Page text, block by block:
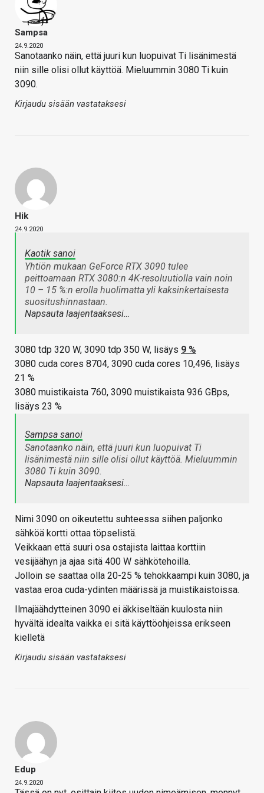
Sampsa
24.9.2020
Sanotaanko näin, että juuri kun luopuivat Ti lisänimestä
niin sille olisi ollut käyttöä. Mieluummin 3080 Ti kuin
3090.
Kirjaudu sisään vastataksesi
Hik
24.9.2020
Kaotik sanoi
Yhtiön mukaan GeForce RTX 3090 tulee
peittoamaan RTX 3080:n 4K-resoluutiolla vain noin
10 – 15 %:n erolla huolimatta yli kaksinkertaisesta
suositushinnastaan.
Napsauta laajentaaksesi…
3080 tdp 320 W, 3090 tdp 350 W, lisäys 9 %
3080 cuda cores 8704, 3090 cuda cores 10,496, lisäys
21 %
3080 muistikaista 760, 3090 muistikaista 936 GBps,
lisäys 23 %
Sampsa sanoi
Sanotaanko näin, että juuri kun luopuivat Ti
lisänimestä niin sille olisi ollut käyttöä. Mieluummin
3080 Ti kuin 3090.
Napsauta laajentaaksesi…
Nimi 3090 on oikeutettu suhteessa siihen paljonko
sähköä kortti ottaa töpselistä.
Veikkaan että suuri osa ostajista laittaa korttiin
vesijäähyn ja ajaa sitä 400 W sähkötehoilla.
Jolloin se saattaa olla 20-25 % tehokkaampi kuin 3080, ja
vastaa eroa cuda-ydinten määrissä ja muistikaistoissa.
Ilmajäähdytteinen 3090 ei äkkiseltään kuulosta niin
hyvältä idealta vaikka ei sitä käyttöohjeissa erikseen
kielletä
Kirjaudu sisään vastataksesi
Edup
24.9.2020